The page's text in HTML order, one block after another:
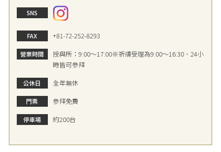
SNS
FAX +81-72-252-8293
營業時間
授與所：9:00～17:00※祈禱受理為9:00～16:30、24小
時皆可參拜
公休日 全年無休
門票 參拜免費
停車場 約200台